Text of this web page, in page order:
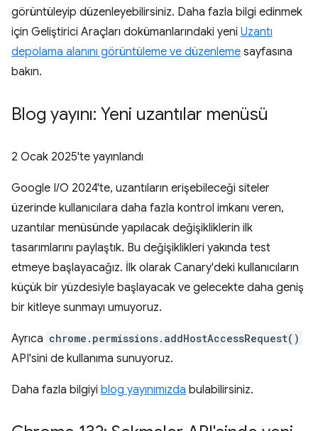
görüntüleyip düzenleyebilirsiniz. Daha fazla bilgi edinmek
için Geliştirici Araçları dokümanlarındaki yeni Uzantı
depolama alanını görüntüleme ve düzenleme sayfasına
bakın.
Blog yayını: Yeni uzantılar menüsü
2 Ocak 2025'te yayınlandı
Google I/O 2024'te, uzantıların erişebileceği siteler
üzerinde kullanıcılara daha fazla kontrol imkanı veren,
uzantılar menüsünde yapılacak değişikliklerin ilk
tasarımlarını paylaştık. Bu değişiklikleri yakında test
etmeye başlayacağız. İlk olarak Canary'deki kullanıcıların
küçük bir yüzdesiyle başlayacak ve gelecekte daha geniş
bir kitleye sunmayı umuyoruz.
Ayrıca chrome.permissions.addHostAccessRequest()
API'sini de kullanıma sunuyoruz.
Daha fazla bilgiyi blog yayınımızda bulabilirsiniz.